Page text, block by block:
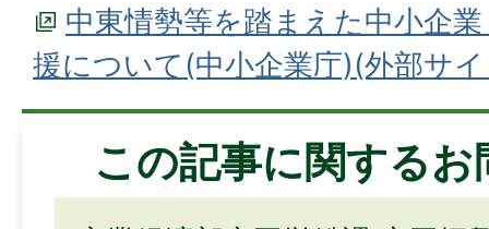
中東情勢等を踏まえた中小企
援について(中小企業庁)(外部サ
この記事に関する